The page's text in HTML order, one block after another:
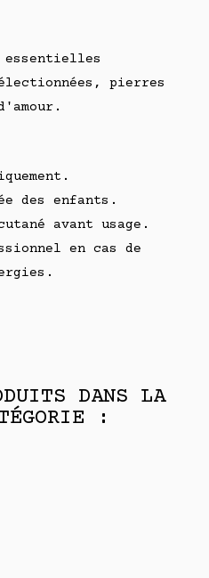
pierres
des enfants.
avant usage.
en cas de
DANS LA
: